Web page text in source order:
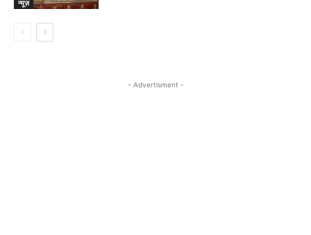
न्यूज़
- Advertisment -